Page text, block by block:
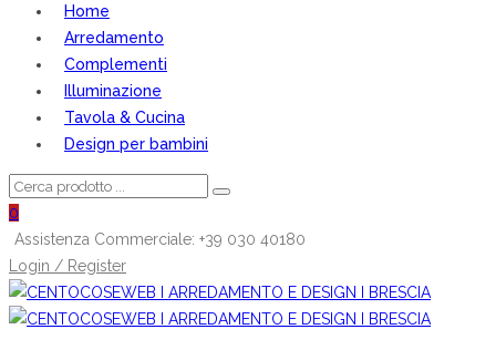
Home
Arredamento
Complementi
Illuminazione
Tavola & Cucina
Design per bambini
0
Assistenza Commerciale: +39 030 40180
Login / Register